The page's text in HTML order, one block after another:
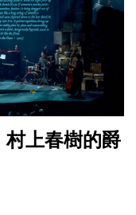
村上春樹的爵